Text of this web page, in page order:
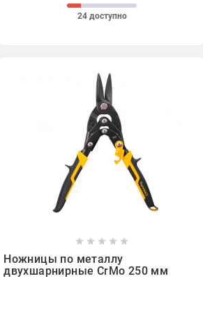
24 доступно
 
    
Ножницы по металлу
двухшарнирные CrMo 250 мм